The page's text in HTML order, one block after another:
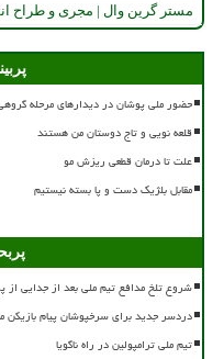
مستر گرین وال | مجری و طراح
حضور ملی پوشان در دیدارهای مرحله
قلعه نویی و تاج دوستان من هستند
علت تا درمان قطعی ریزش مو
مقابل بلژیک دست و پا بسته نیستیم
شروع تلخ مدافع تیم ملی بعد از جدایی
دردسر جدید برای سرخپوشان پیام بازیکن
تیم ملی ترامپولین در راه ناگویا